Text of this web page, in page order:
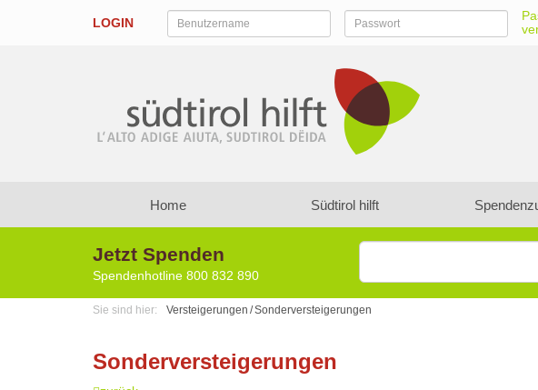
LOGIN
Home Südtirol hilft
Jetzt Spenden
Spendenhotline 800 832 890
Sie sind hier: Versteigerungen Sonderversteigerungen
Sonderversteigerungen